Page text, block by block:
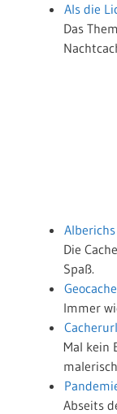
Als die
Das
Die
Spaß.
Immer
Mal kein
Abseits